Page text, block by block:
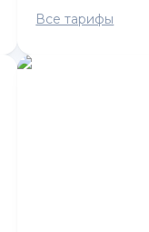
Все тарифы